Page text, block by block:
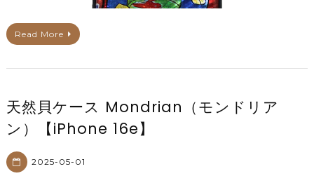
Read More
天然貝ケース Mondrian（モンドリア
ン）【iPhone 16e】
2025-05-01